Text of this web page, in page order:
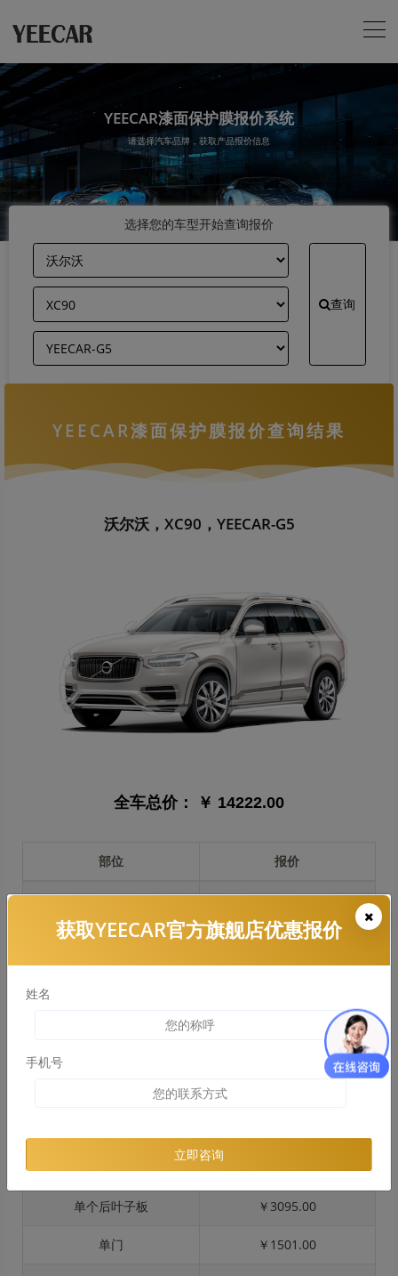
YEECAR漆面保护膜报价系统
请选择汽车品牌，获取产品报价信息
选择您的车型开始查询报价
查询
YEECAR漆面保护膜报价查询结果
沃尔沃，XC90，YEECAR-G5
全车总价： ￥ 14222.00
部位 报价
前保险杠 ￥2953.00
引擎盖 ￥3038.00
车顶 ￥2940.00
单个后叶子板 ￥3095.00
单门 ￥1501.00
获取YEECAR官方旗舰店优惠报价
姓名
手机号
立即咨询